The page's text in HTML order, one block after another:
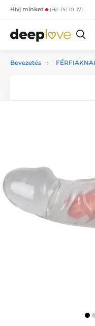
Hívj minket (Hé-Pé 10-17)
Bevezetés